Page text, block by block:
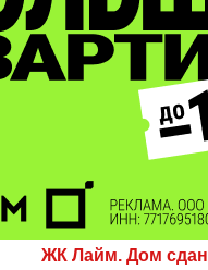
ЖК Лайм. Дом сдан